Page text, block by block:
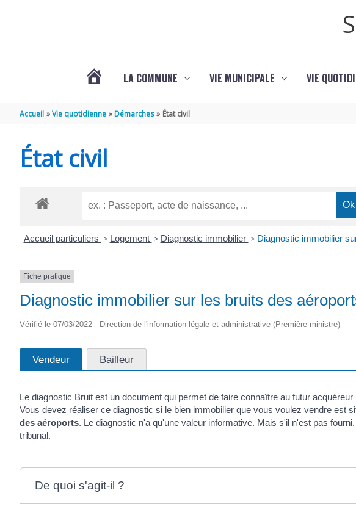
LA COMMUNE VIE MUNICIPALE VIE
Accueil Vie quotidienne Démarches État civil
État civil
Accueil particuliers > Logement > Diagnostic immobilier > Diagnostic immobilier
Fiche pratique
Diagnostic immobilier sur les bruits des
Vérifié le 07/03/2022 - Direction de l'information légale et administrative (Première ministre)
Vendeur Bailleur
Le diagnostic Bruit est un document qui permet de faire connaître au futur
Vous devez réaliser ce diagnostic si le bien immobilier que vous voulez vendre est
des aéroports. Le diagnostic n'a qu'une valeur informative. Mais s'il n'est pas
tribunal.
De quoi s'agit-il ?